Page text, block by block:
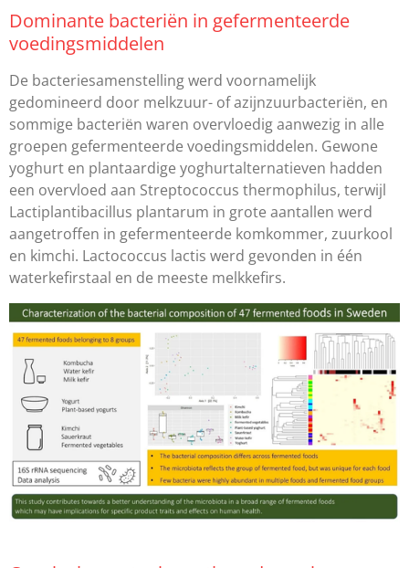
Dominante bacteriën in gefermenteerde
voedingsmiddelen
De bacteriesamenstelling werd voornamelijk
gedomineerd door melkzuur- of azijnzuurbacteriën, en
sommige bacteriën waren overvloedig aanwezig in alle
groepen gefermenteerde voedingsmiddelen. Gewone
yoghurt en plantaardige yoghurtalternatieven hadden
een overvloed aan Streptococcus thermophilus, terwijl
Lactiplantibacillus plantarum in grote aantallen werd
aangetroffen in gefermenteerde komkommer, zuurkool
en kimchi. Lactococcus lactis werd gevonden in één
waterkefirstaal en de meeste melkkefirs.